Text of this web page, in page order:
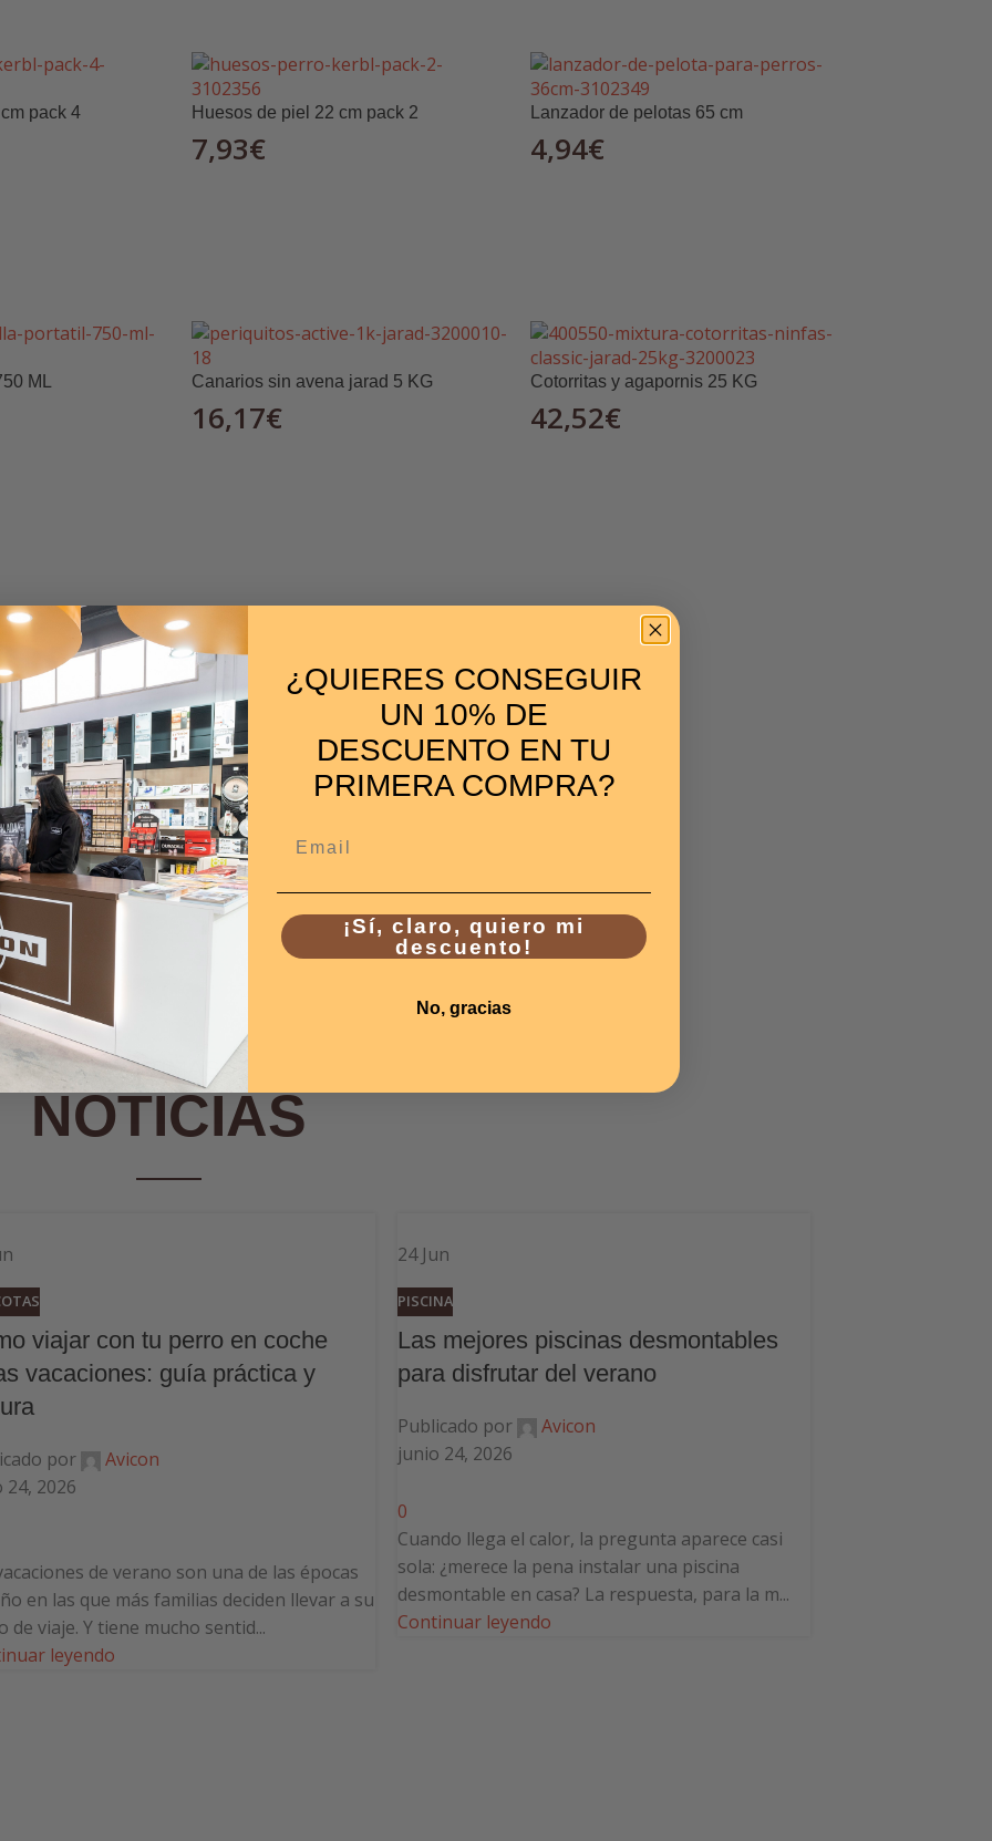
pequeños
.
pack 4 Huesos de piel 22 cm pack 2
7,93€
Lanzador de pelotas 65 cm
4,94€
ML Canarios sin avena jarad 5 KG
16,17€
Cotorritas y agapornis 25 KG
42,52€
ÚLTIMAS
NOTICIAS
viajar con tu perro en coche
vacaciones: guía práctica y
por
Avicon
24, 2026
de verano son una de las épocas
en las que más familias deciden llevar a su
de viaje. Y tiene mucho sentid...
leyendo
24 Jun
PISCINA
Las mejores piscinas desmontables
para disfrutar del verano
Publicado por
Avicon
junio 24, 2026
0
Cuando llega el calor, la pregunta aparece casi
sola: ¿merece la pena instalar una piscina
desmontable en casa? La respuesta, para la m...
Continuar leyendo
¿QUIERES CONSEGUIR
UN 10% DE
DESCUENTO EN TU
PRIMERA COMPRA?
¡Sí, claro, quiero mi
descuento!
No, gracias